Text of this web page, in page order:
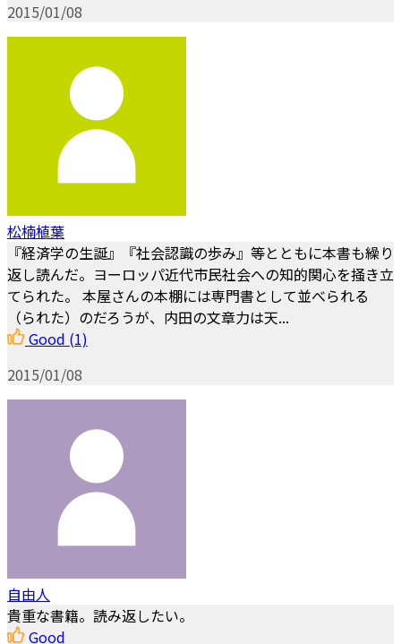
2015/01/08
松楠植葉
『経済学の生誕』『社会認識の歩み』等とともに本書も繰り
返し読んだ。ヨーロッパ近代市民社会への知的関心を掻き立
てられた。 本屋さんの本棚には専門書として並べられる
（られた）のだろうが、内田の文章力は天...
Good (1)
2015/01/08
自由人
貴重な書籍。読み返したい。
Good